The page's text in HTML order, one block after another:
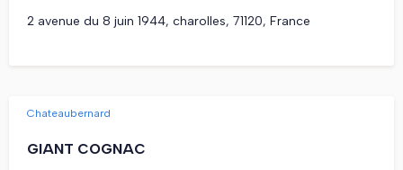
2 avenue du 8 juin 1944, charolles, 71120, France
Chateaubernard
GIANT COGNAC